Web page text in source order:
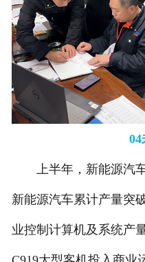
上半年，新能源汽车
新能源汽车累计产量突
业控制计算机及系统产